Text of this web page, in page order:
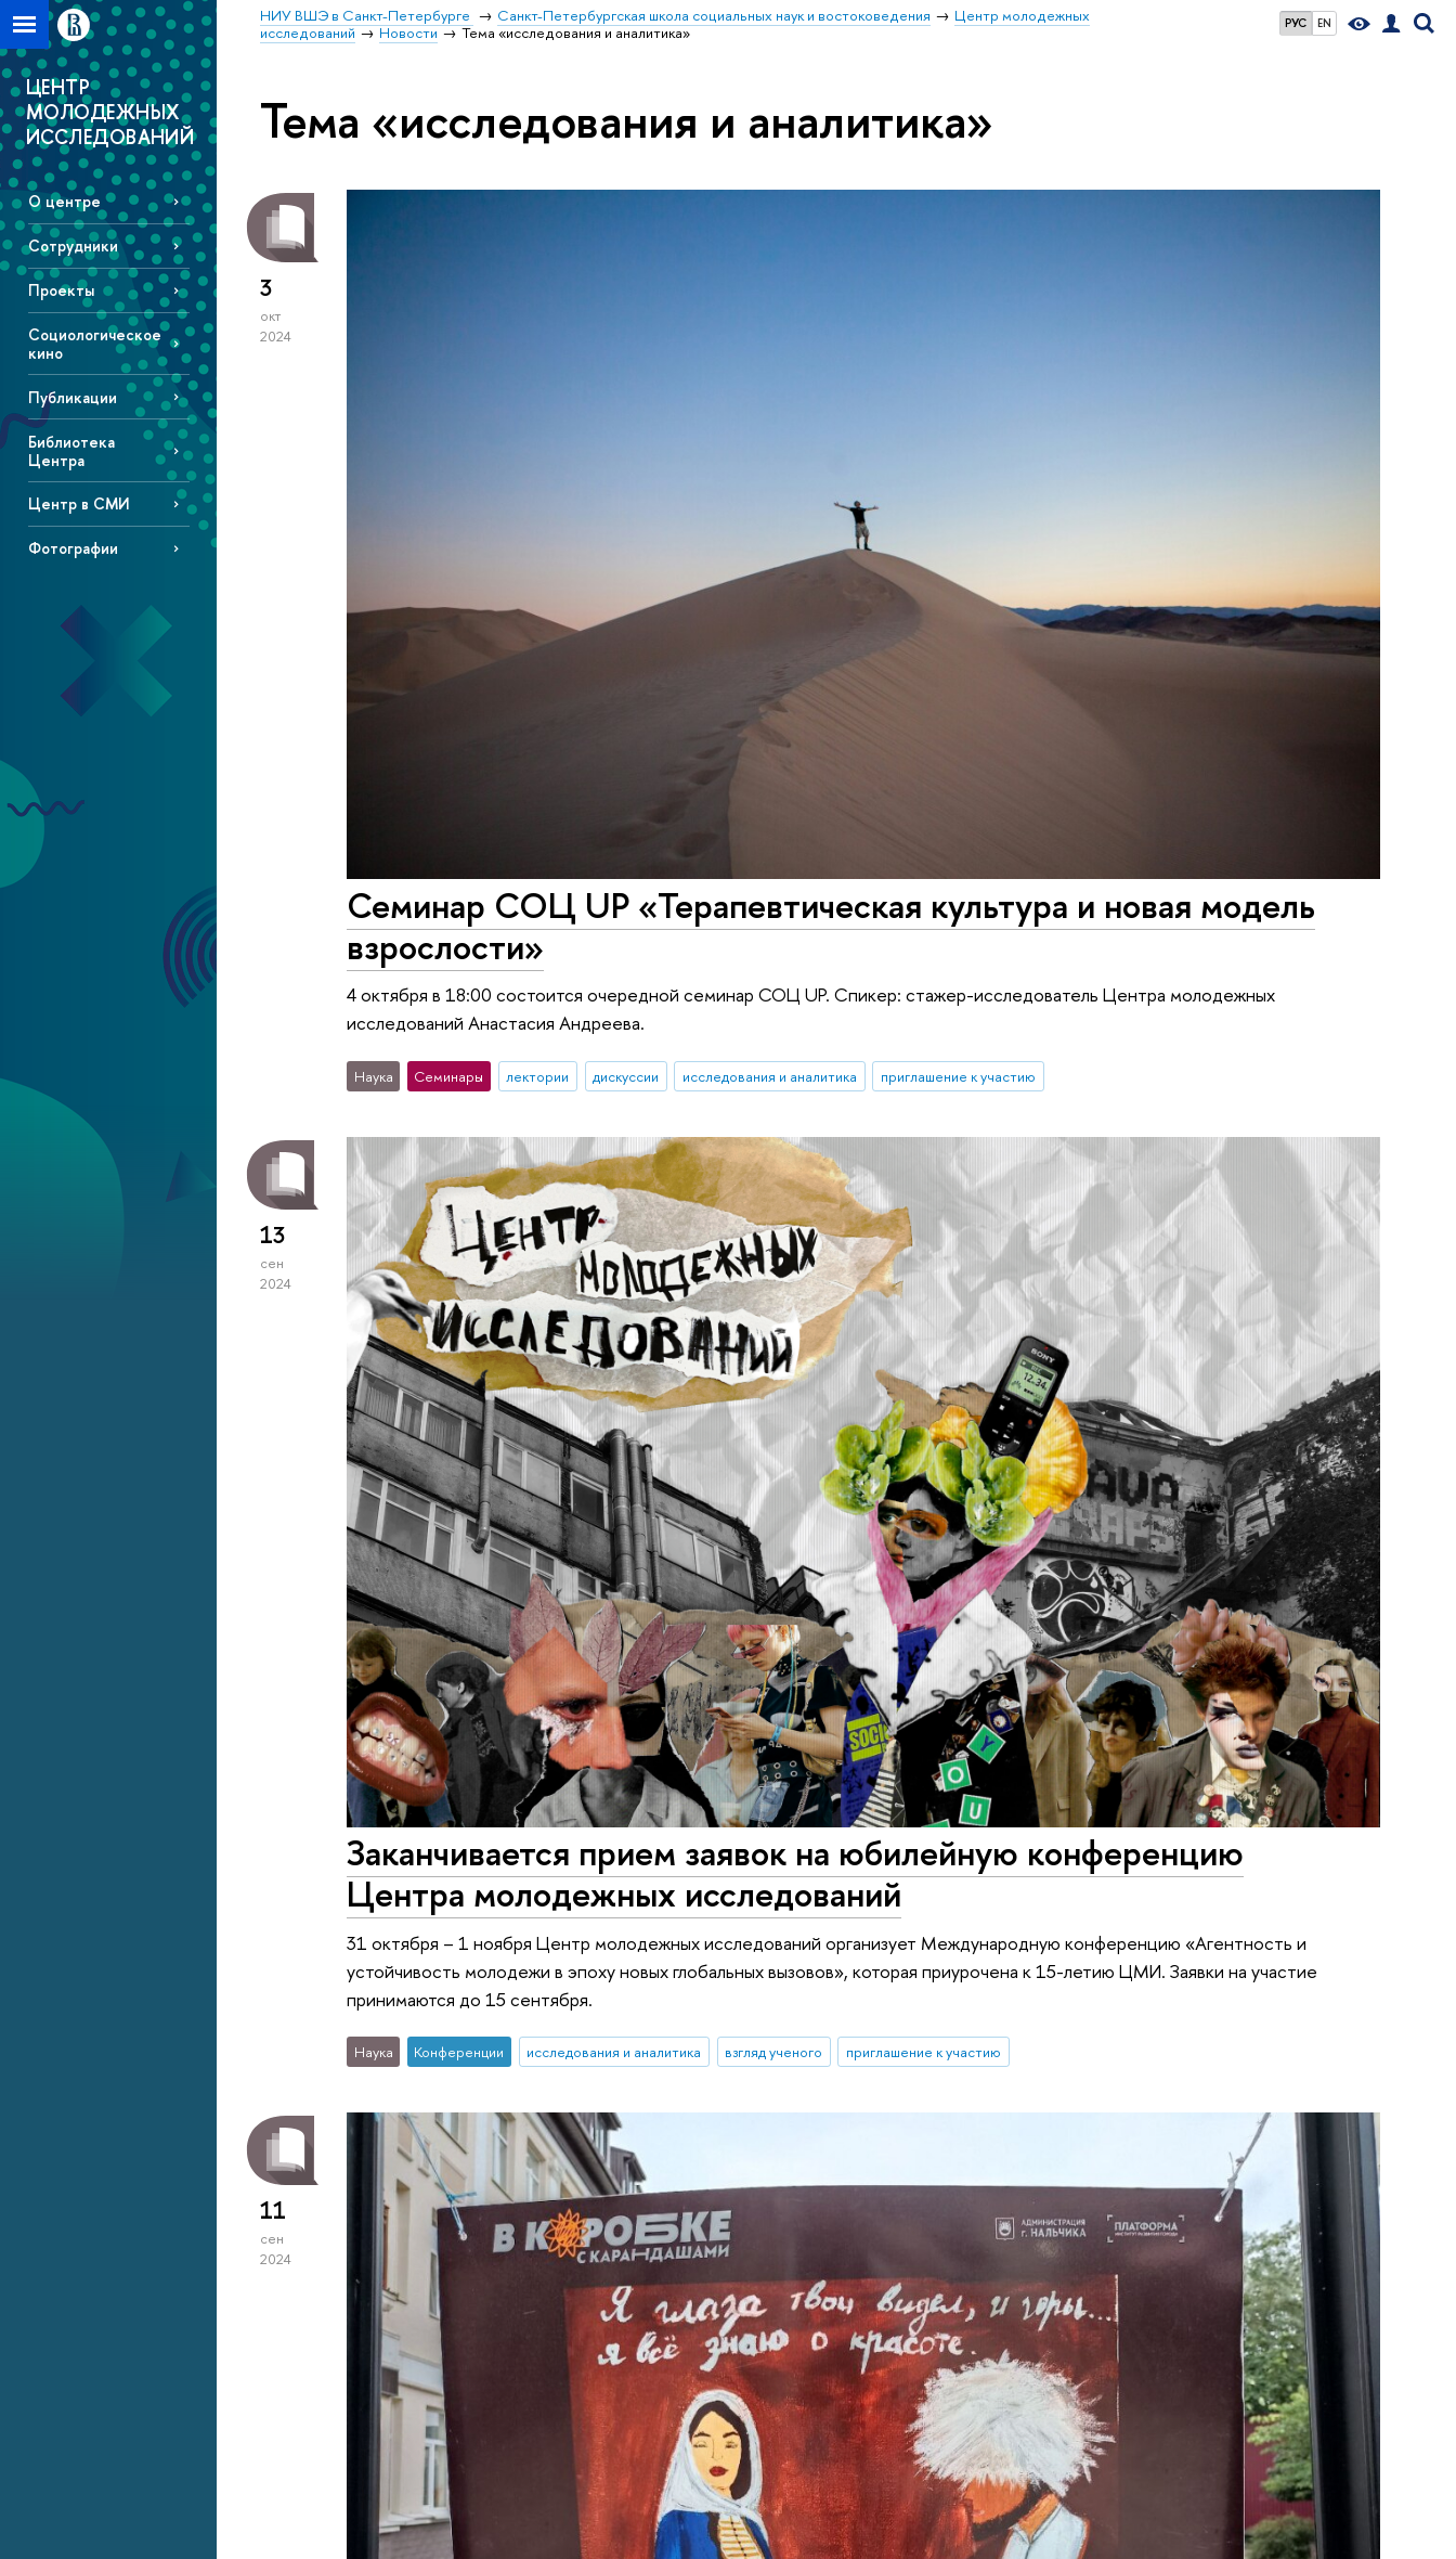
РУС EN
НИУ ВШЭ в Санкт-Петербурге Санкт-Петербургская школа социальных наук и востоковедения
Центр молодежных
исследований
Новости Тема «исследования и аналитика»
ЦЕНТР
МОЛОДЕЖНЫХ
ИССЛЕДОВАНИЙ
О центре
Сотрудники
Проекты
Социологическое
кино
Публикации
Библиотека
Центра
Центр в СМИ
Фотографии
Тема «исследования и аналитика»
3
окт
2024
Семинар СОЦ UP «Терапевтическая культура и новая модель
взрослости»
4 октября в 18:00 состоится очередной семинар СОЦ UP. Спикер: стажер-исследователь Центра молодежных
исследований Анастасия Андреева.
Наука Семинары лектории дискуссии исследования и аналитика приглашение к участию
13
сен
2024
Заканчивается прием заявок на юбилейную конференцию
Центра молодежных исследований
31 октября – 1 ноября Центр молодежных исследований организует Международную конференцию «Агентность и
устойчивость молодежи в эпоху новых глобальных вызовов», которая приурочена к 15-летию ЦМИ. Заявки на участие
принимаются до 15 сентября.
Наука Конференции исследования и аналитика взгляд ученого приглашение к участию
11
сен
2024